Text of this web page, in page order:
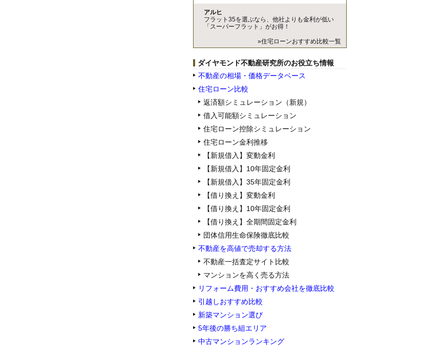
アルヒ
フラット35を選ぶなら、他社よりも金利が低い
「スーパーフラット」がお得！
»住宅ローンおすすめ比較一覧
ダイヤモンド不動産研究所のお役立ち情報
不動産の相場・価格データベース
住宅ローン比較
返済額シミュレーション（新規）
借入可能額シミュレーション
住宅ローン控除シミュレーション
住宅ローン金利推移
【新規借入】変動金利
【新規借入】10年固定金利
【新規借入】35年固定金利
【借り換え】変動金利
【借り換え】10年固定金利
【借り換え】全期間固定金利
団体信用生命保険徹底比較
不動産を高値で売却する方法
不動産一括査定サイト比較
マンションを高く売る方法
リフォーム費用・おすすめ会社を徹底比較
引越しおすすめ比較
新築マンション選び
5年後の勝ち組エリア
中古マンションランキング